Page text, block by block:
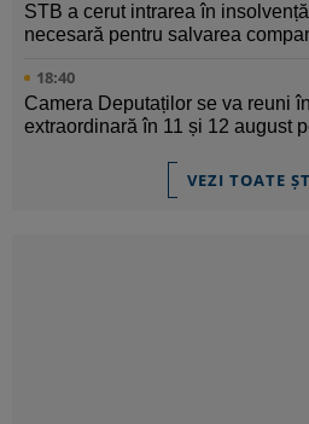
STB a cerut intrarea în
necesară pentru salvarea
18:40
Camera Deputaților se va reuni
extraordinară în 11 și 12 august
VEZI TOATE